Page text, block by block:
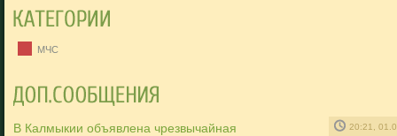
МЧС
В Калмыкии объявлена чрезвычайная
20:21,